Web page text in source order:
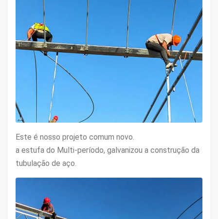
Este é nosso projeto comum novo.
a estufa do Multi-período, galvanizou a construção da
tubulação de aço.